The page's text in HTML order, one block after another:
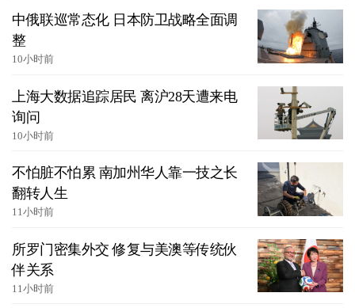
中俄联巡常态化 日本防卫战略全面调
整
10小时前
上海大数据追踪居民 离沪28天遭来电
询问
10小时前
不怕脏不怕累 南加州华人靠一技之长
翻转人生
11小时前
所罗门密集外交 修复与美澳等传统伙
伴关系
11小时前